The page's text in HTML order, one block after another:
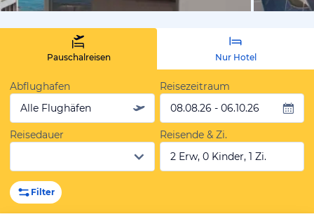
Pauschalreisen Nur Hotel
Abflughafen
Alle Flughäfen
Reisezeitraum
08.08.26 - 06.10.26
Reisedauer
Reisende & Zi.
2 Erw, 0 Kinder, 1 Zi.
Filter